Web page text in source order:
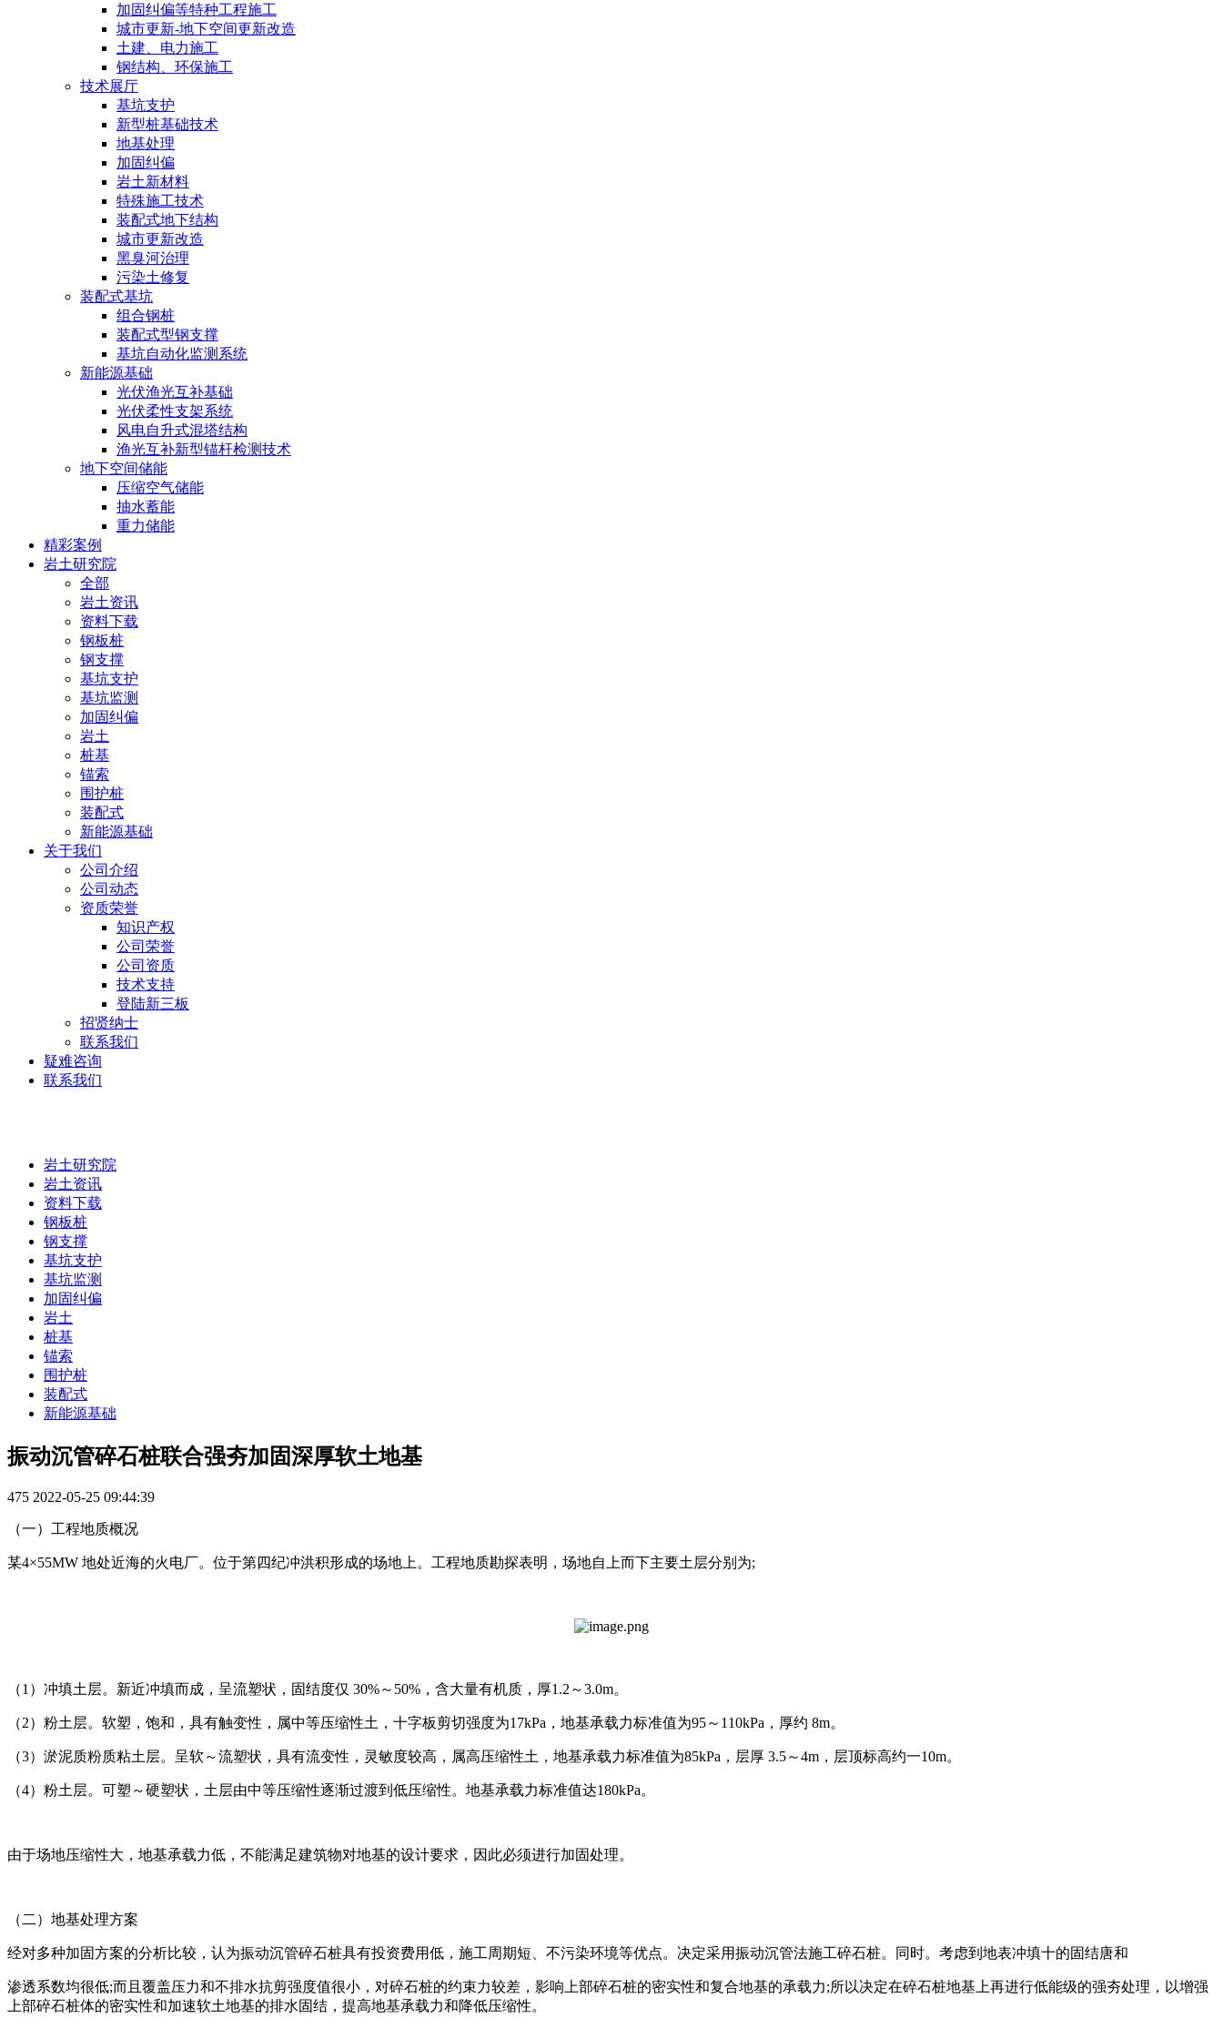
加固纠偏等特种工程施工
城市更新-地下空间更新改造
土建、电力施工
钢结构、环保施工
技术展厅
基坑支护
新型桩基础技术
地基处理
加固纠偏
岩土新材料
特殊施工技术
装配式地下结构
城市更新改造
黑臭河治理
污染土修复
装配式基坑
组合钢桩
装配式型钢支撑
基坑自动化监测系统
新能源基础
光伏渔光互补基础
光伏柔性支架系统
风电自升式混塔结构
渔光互补新型锚杆检测技术
地下空间储能
压缩空气储能
抽水蓄能
重力储能
精彩案例
岩土研究院
全部
岩土资讯
资料下载
钢板桩
钢支撑
基坑支护
基坑监测
加固纠偏
岩土
桩基
锚索
围护桩
装配式
新能源基础
关于我们
公司介绍
公司动态
资质荣誉
知识产权
公司荣誉
公司资质
技术支持
登陆新三板
招贤纳士
联系我们
疑难咨询
联系我们
岩土研究院
岩土资讯
资料下载
钢板桩
钢支撑
基坑支护
基坑监测
加固纠偏
岩土
桩基
锚索
围护桩
装配式
新能源基础
振动沉管碎石桩联合强夯加固深厚软土地基
475 2022-05-25 09:44:39
（一）工程地质概况
某4×55MW 地处近海的火电厂。位于第四纪冲洪积形成的场地上。工程地质勘探表明，场地自上而下主要土层分别为;
（1）冲填土层。新近冲填而成，呈流塑状，固结度仅 30%～50%，含大量有机质，厚1.2～3.0m。
（2）粉土层。软塑，饱和，具有触变性，属中等压缩性土，十字板剪切强度为17kPa，地基承载力标准值为95～110kPa，厚约 8m。
（3）淤泥质粉质粘土层。呈软～流塑状，具有流变性，灵敏度较高，属高压缩性土，地基承载力标准值为85kPa，层厚 3.5～4m，层顶标高约一10m。
（4）粉土层。可塑～硬塑状，土层由中等压缩性逐渐过渡到低压缩性。地基承载力标准值达180kPa。
由于场地压缩性大，地基承载力低，不能满足建筑物对地基的设计要求，因此必须进行加固处理。
（二）地基处理方案
经对多种加固方案的分析比较，认为振动沉管碎石桩具有投资费用低，施工周期短、不污染环境等优点。决定采用振动沉管法施工碎石桩。同时。考虑到地表冲填十的固结唐和
渗透系数均很低;而且覆盖压力和不排水抗剪强度值很小，对碎石桩的约束力较差，影响上部碎石桩的密实性和复合地基的承载力;所以决定在碎石桩地基上再进行低能级的强夯处理，以增强
上部碎石桩体的密实性和加速软土地基的排水固结，提高地基承载力和降低压缩性。